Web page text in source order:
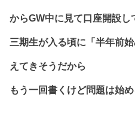
からGW中に見て口座開設し
三期生が入る頃に「半年前
えてきそうだから
もう一回書くけど問題は始め